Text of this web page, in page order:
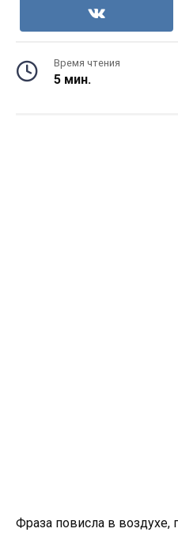
Время чтения
5 мин.
Фраза повисла в воздухе,